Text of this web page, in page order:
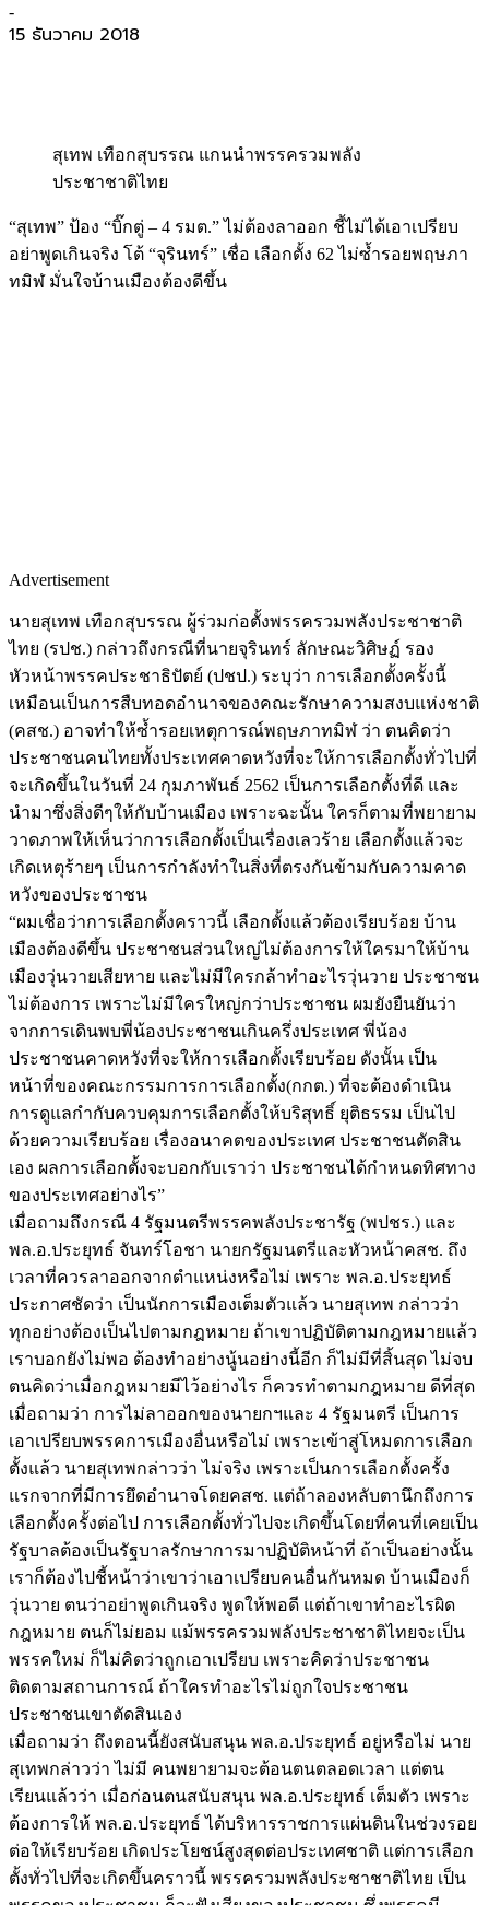
-
15 ธันวาคม 2018
สุเทพ เทือกสุบรรณ แกนนำพรรครวมพลัง
ประชาชาติไทย
“สุเทพ” ป้อง “บิ๊กตู่ – 4 รมต.” ไม่ต้องลาออก ชี้ไม่ได้เอาเปรียบ
อย่าพูดเกินจริง โต้ “จุรินทร์” เชื่อ เลือกตั้ง 62 ไม่ซ้ำรอยพฤษภา
ทมิฬ มั่นใจบ้านเมืองต้องดีขึ้น
Advertisement
นายสุเทพ เทือกสุบรรณ ผู้ร่วมก่อตั้งพรรครวมพลังประชาชาติ
ไทย (รปช.) กล่าวถึงกรณีที่นายจุรินทร์ ลักษณะวิศิษฏ์ รอง
หัวหน้าพรรคประชาธิปัตย์ (ปชป.) ระบุว่า การเลือกตั้งครั้งนี้
เหมือนเป็นการสืบทอดอำนาจของคณะรักษาความสงบแห่งชาติ
(คสช.) อาจทำให้ซ้ำรอยเหตุการณ์พฤษภาทมิฬ ว่า ตนคิดว่า
ประชาชนคนไทยทั้งประเทศคาดหวังที่จะให้การเลือกตั้งทั่วไปที่
จะเกิดขึ้นในวันที่ 24 กุมภาพันธ์ 2562 เป็นการเลือกตั้งที่ดี และ
นำมาซึ่งสิ่งดีๆให้กับบ้านเมือง เพราะฉะนั้น ใครก็ตามที่พยายาม
วาดภาพให้เห็นว่าการเลือกตั้งเป็นเรื่องเลวร้าย เลือกตั้งแล้วจะ
เกิดเหตุร้ายๆ เป็นการกำลังทำในสิ่งที่ตรงกันข้ามกับความคาด
หวังของประชาชน
“ผมเชื่อว่าการเลือกตั้งคราวนี้ เลือกตั้งแล้วต้องเรียบร้อย บ้าน
เมืองต้องดีขึ้น ประชาชนส่วนใหญ่ไม่ต้องการให้ใครมาให้บ้าน
เมืองวุ่นวายเสียหาย และไม่มีใครกล้าทำอะไรวุ่นวาย ประชาชน
ไม่ต้องการ เพราะไม่มีใครใหญ่กว่าประชาชน ผมยังยืนยันว่า
จากการเดินพบพี่น้องประชาชนเกินครึ่งประเทศ พี่น้อง
ประชาชนคาดหวังที่จะให้การเลือกตั้งเรียบร้อย ดังนั้น เป็น
หน้าที่ของคณะกรรมการการเลือกตั้ง(กกต.) ที่จะต้องดำเนิน
การดูแลกำกับควบคุมการเลือกตั้งให้บริสุทธิ์ ยุติธรรม เป็นไป
ด้วยความเรียบร้อย เรื่องอนาคตของประเทศ ประชาชนตัดสิน
เอง ผลการเลือกตั้งจะบอกกับเราว่า ประชาชนได้กำหนดทิศทาง
ของประเทศอย่างไร”
เมื่อถามถึงกรณี 4 รัฐมนตรีพรรคพลังประชารัฐ (พปชร.) และ
พล.อ.ประยุทธ์ จันทร์โอชา นายกรัฐมนตรีและหัวหน้าคสช. ถึง
เวลาที่ควรลาออกจากตำแหน่งหรือไม่ เพราะ พล.อ.ประยุทธ์
ประกาศชัดว่า เป็นนักการเมืองเต็มตัวแล้ว นายสุเทพ กล่าวว่า
ทุกอย่างต้องเป็นไปตามกฎหมาย ถ้าเขาปฏิบัติตามกฎหมายแล้ว
เราบอกยังไม่พอ ต้องทำอย่างนู้นอย่างนี้อีก ก็ไม่มีที่สิ้นสุด ไม่จบ
ตนคิดว่าเมื่อกฎหมายมีไว้อย่างไร ก็ควรทำตามกฎหมาย ดีที่สุด
เมื่อถามว่า การไม่ลาออกของนายกฯและ 4 รัฐมนตรี เป็นการ
เอาเปรียบพรรคการเมืองอื่นหรือไม่ เพราะเข้าสู่โหมดการเลือก
ตั้งแล้ว นายสุเทพกล่าวว่า ไม่จริง เพราะเป็นการเลือกตั้งครั้ง
แรกจากที่มีการยึดอำนาจโดยคสช. แต่ถ้าลองหลับตานึกถึงการ
เลือกตั้งครั้งต่อไป การเลือกตั้งทั่วไปจะเกิดขึ้นโดยที่คนที่เคยเป็น
รัฐบาลต้องเป็นรัฐบาลรักษาการมาปฏิบัติหน้าที่ ถ้าเป็นอย่างนั้น
เราก็ต้องไปชี้หน้าว่าเขาว่าเอาเปรียบคนอื่นกันหมด บ้านเมืองก็
วุ่นวาย ตนว่าอย่าพูดเกินจริง พูดให้พอดี แต่ถ้าเขาทำอะไรผิด
กฎหมาย ตนก็ไม่ยอม แม้พรรครวมพลังประชาชาติไทยจะเป็น
พรรคใหม่ ก็ไม่คิดว่าถูกเอาเปรียบ เพราะคิดว่าประชาชน
ติดตามสถานการณ์ ถ้าใครทำอะไรไม่ถูกใจประชาชน
ประชาชนเขาตัดสินเอง
เมื่อถามว่า ถึงตอนนี้ยังสนับสนุน พล.อ.ประยุทธ์ อยู่หรือไม่ นาย
สุเทพกล่าวว่า ไม่มี คนพยายามจะต้อนตนตลอดเวลา แต่ตน
เรียนแล้วว่า เมื่อก่อนตนสนับสนุน พล.อ.ประยุทธ์ เต็มตัว เพราะ
ต้องการให้ พล.อ.ประยุทธ์ ได้บริหารราชการแผ่นดินในช่วงรอย
ต่อให้เรียบร้อย เกิดประโยชน์สูงสุดต่อประเทศชาติ แต่การเลือก
ตั้งทั่วไปที่จะเกิดขึ้นคราวนี้ พรรครวมพลังประชาชาติไทย เป็น